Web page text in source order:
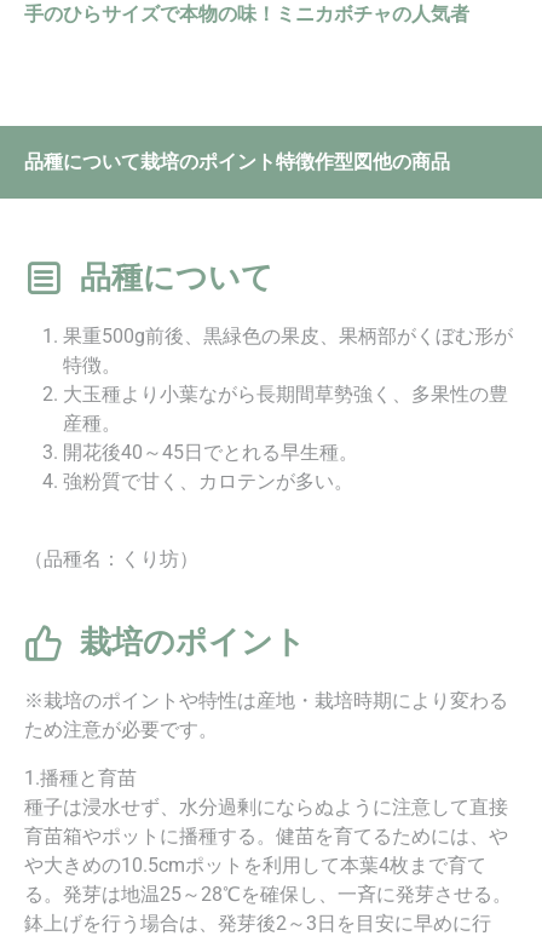
手のひらサイズで本物の味！ミニカボチャの人気者
品種について栽培のポイント特徴作型図他の商品
品種について
果重500g前後、黒緑色の果皮、果柄部がくぼむ形が
特徴。
大玉種より小葉ながら長期間草勢強く、多果性の豊
産種。
開花後40～45日でとれる早生種。
強粉質で甘く、カロテンが多い。
（品種名：くり坊）
栽培のポイント
※栽培のポイントや特性は産地・栽培時期により変わる
ため注意が必要です。
1.播種と育苗
種子は浸水せず、水分過剰にならぬように注意して直接
育苗箱やポットに播種する。健苗を育てるためには、や
や大きめの10.5cmポットを利用して本葉4枚まで育て
る。発芽は地温25～28℃を確保し、一斉に発芽させる。
鉢上げを行う場合は、発芽後2～3日を目安に早めに行